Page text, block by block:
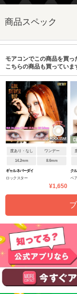
商品スペック
モアコンでこの商品を買っ
こちらの商品も買っていま
度あり・なし ワンデー
14.2mm 8.6mm
ギャルネバーダイ
ロックスター
¥1,650
ク
ペ